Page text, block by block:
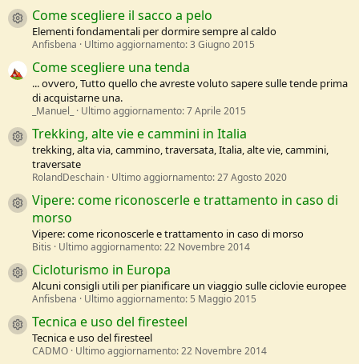
Resource icon
Come scegliere il sacco a pelo
Elementi fondamentali per dormire sempre al caldo
Anfisbena Ultimo aggiornamento:3 Giugno 2015
Come scegliere una tenda
... ovvero, Tutto quello che avreste voluto sapere sulle tende prima
di acquistarne una.
_Manuel_ Ultimo aggiornamento:7 Aprile 2015
Resource icon
Trekking, alte vie e cammini in Italia
trekking, alta via, cammino, traversata, Italia, alte vie, cammini,
traversate
RolandDeschain Ultimo aggiornamento:27 Agosto 2020
Resource icon
Vipere: come riconoscerle e trattamento in caso di
morso
Vipere: come riconoscerle e trattamento in caso di morso
Bitis Ultimo aggiornamento:22 Novembre 2014
Resource icon
Cicloturismo in Europa
Alcuni consigli utili per pianificare un viaggio sulle ciclovie europee
Anfisbena Ultimo aggiornamento: 5 Maggio 2015
Resource icon
Tecnica e uso del firesteel
Tecnica e uso del firesteel
CADMO Ultimo aggiornamento:22 Novembre 2014